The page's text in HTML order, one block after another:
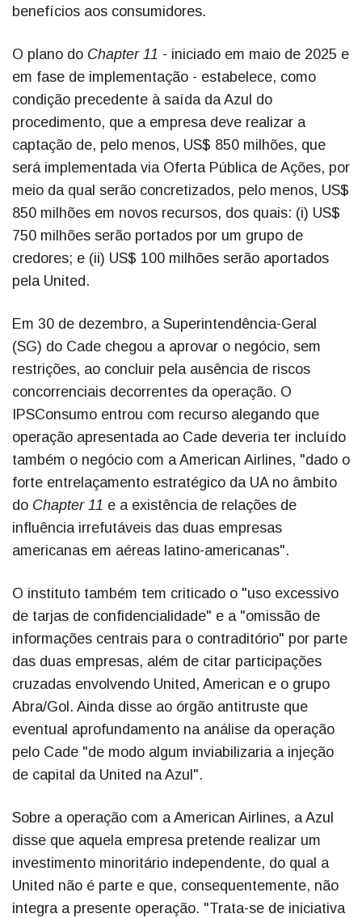
benefícios aos consumidores.
O plano do Chapter 11 - iniciado em maio de 2025 e
em fase de implementação - estabelece, como
condição precedente à saída da Azul do
procedimento, que a empresa deve realizar a
captação de, pelo menos, US$ 850 milhões, que
será implementada via Oferta Pública de Ações, por
meio da qual serão concretizados, pelo menos, US$
850 milhões em novos recursos, dos quais: (i) US$
750 milhões serão portados por um grupo de
credores; e (ii) US$ 100 milhões serão aportados
pela United.
Em 30 de dezembro, a Superintendência-Geral
(SG) do Cade chegou a aprovar o negócio, sem
restrições, ao concluir pela ausência de riscos
concorrenciais decorrentes da operação. O
IPSConsumo entrou com recurso alegando que
operação apresentada ao Cade deveria ter incluído
também o negócio com a American Airlines, "dado o
forte entrelaçamento estratégico da UA no âmbito
do Chapter 11 e a existência de relações de
influência irrefutáveis das duas empresas
americanas em aéreas latino-americanas".
O instituto também tem criticado o "uso excessivo
de tarjas de confidencialidade" e a "omissão de
informações centrais para o contraditório" por parte
das duas empresas, além de citar participações
cruzadas envolvendo United, American e o grupo
Abra/Gol. Ainda disse ao órgão antitruste que
eventual aprofundamento na análise da operação
pelo Cade "de modo algum inviabilizaria a injeção
de capital da United na Azul".
Sobre a operação com a American Airlines, a Azul
disse que aquela empresa pretende realizar um
investimento minoritário independente, do qual a
United não é parte e que, consequentemente, não
integra a presente operação. "Trata-se de iniciativa